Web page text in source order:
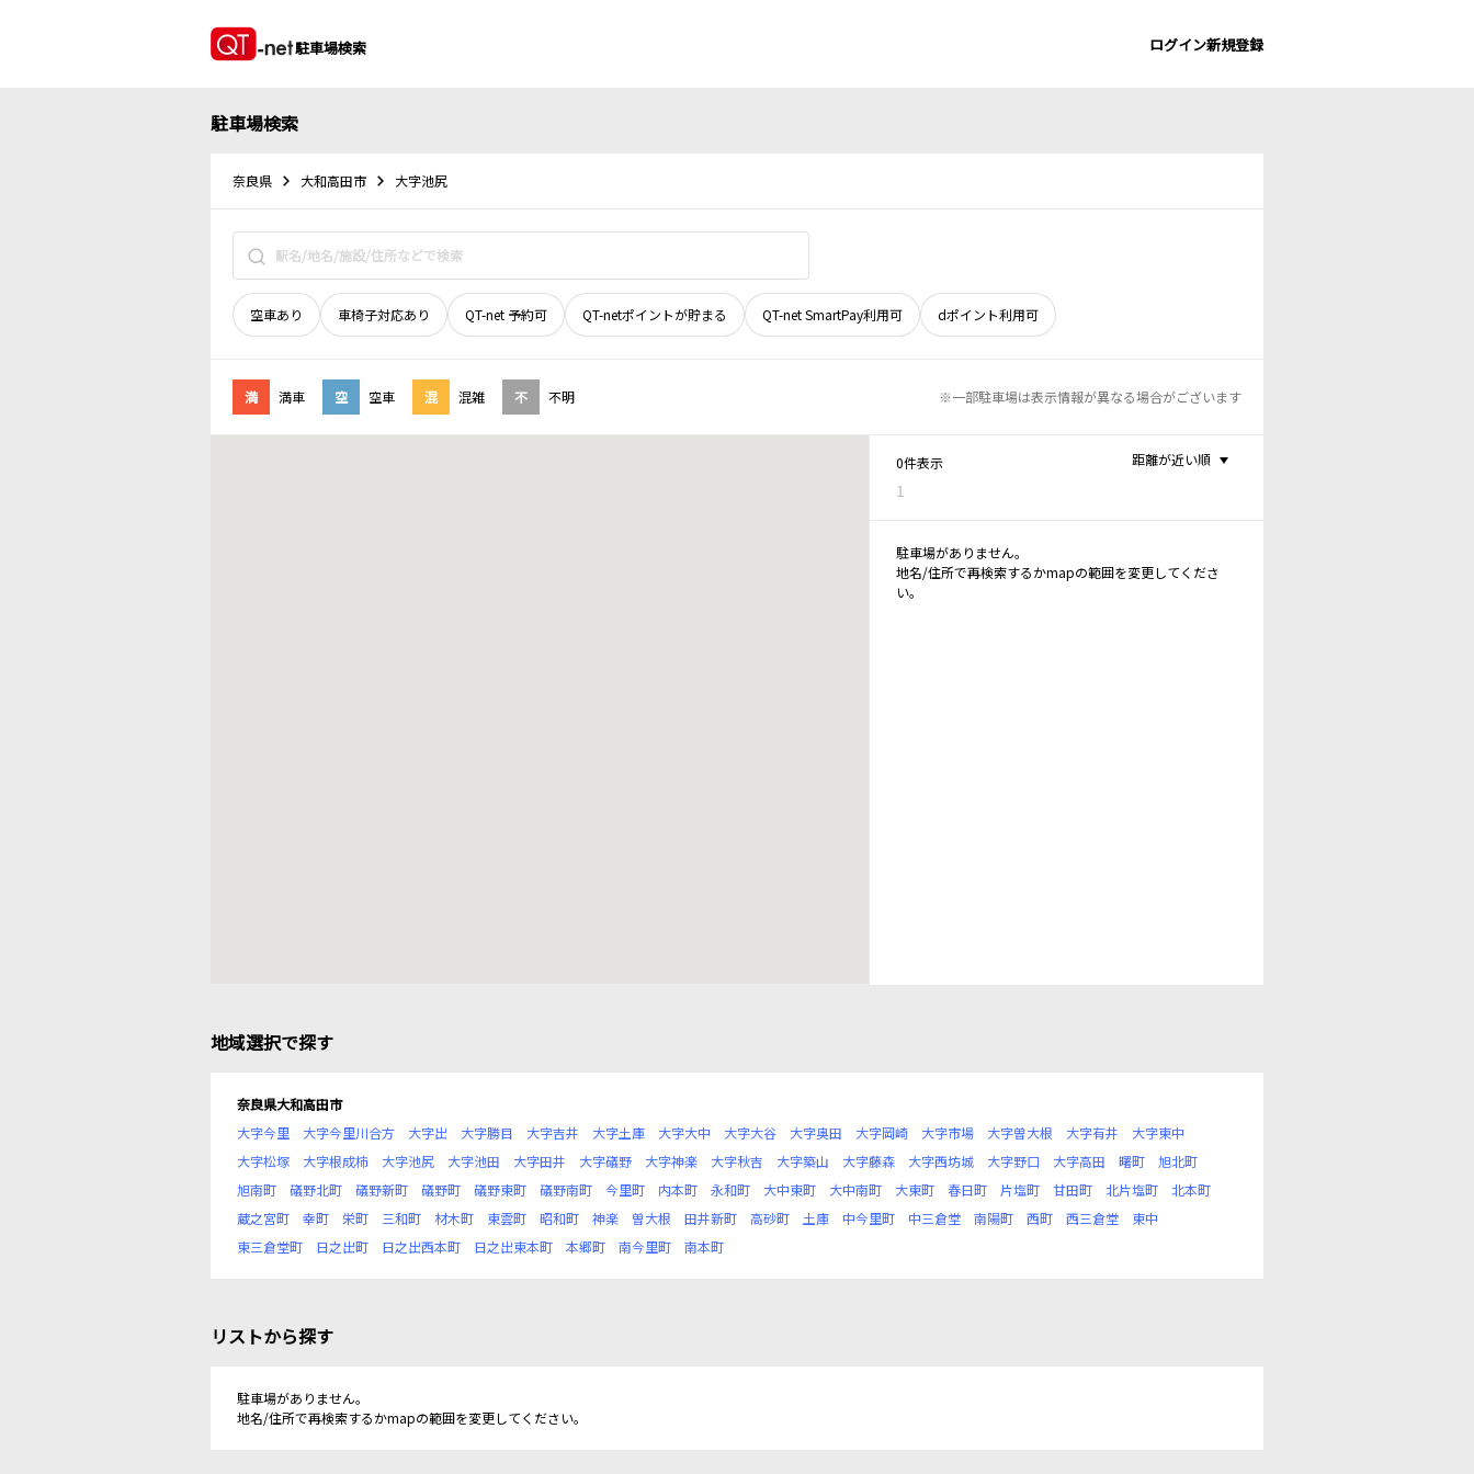
駐車場検索 ログイン新規登録
駐車場検索
奈良県 大和高田市 大字池尻
空車あり 車椅子対応あり QT-net 予約可 QT-netポイントが貯まる QT-net SmartPay利用可 dポイント利用可
満 満車 空 空車 混 混雑 不 不明 ※一部駐車場は表示情報が異なる場合がございます
0件表示
1
距離が近い順
駐車場がありません。
地名/住所で再検索するかmapの範囲を変更してくださ
い。
地域選択で探す
奈良県大和高田市
大字今里
大字今里川合方 大字出 大字勝目 大字吉井 大字土庫 大字大中 大字大谷 大字奥田 大字岡崎 大字市場 大字曽大根 大字有井
大字東中
大字松塚
大字根成柿 大字池尻 大字池田 大字田井 大字礒野 大字神楽 大字秋吉 大字築山 大字藤森 大字西坊城 大字野口 大字高田 曙町
旭北町
旭南町
礒野北町 礒野新町 礒野町 礒野東町 礒野南町 今里町 内本町 永和町 大中東町 大中南町 大東町 春日町 片塩町 甘田町 北片塩町
北本町
蔵之宮町
幸町 栄町 三和町 材木町 東雲町 昭和町 神楽 曽大根 田井新町 高砂町 土庫 中今里町 中三倉堂 南陽町 西町 西三倉堂
東中
東三倉堂町
日之出町 日之出西本町 日之出東本町 本郷町 南今里町 南本町
リストから探す
駐車場がありません。
地名/住所で再検索するかmapの範囲を変更してください。